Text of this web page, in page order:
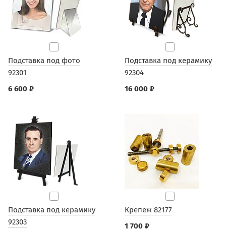
Подставка под фото
92301
6 600 ₽
Подставка под керамику
92304
16 000 ₽
Подставка под керамику
92303
Крепеж 82177
1 700 ₽